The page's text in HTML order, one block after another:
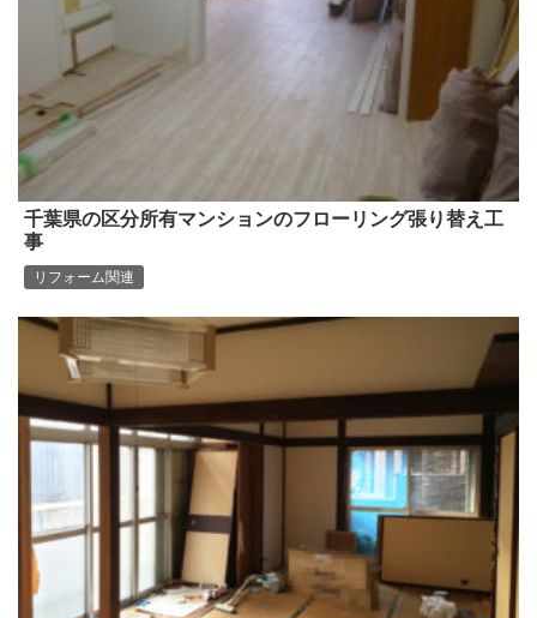
千葉県の区分所有マンションのフローリング張り替え工
事
リフォーム関連